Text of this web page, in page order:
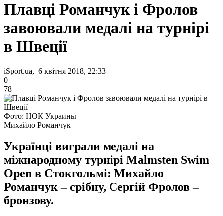
Плавці Романчук і Фролов
завоювали медалі на турнірі
в Швеції
iSport.ua, 6 квітня 2018, 22:33
0
78
Фото: НОК Украины
Михайло Романчук
Українці виграли медалі на
міжнародному турнірі Malmsten Swim
Open в Стокгольмі: Михайло
Романчук – срібну, Сергій Фролов –
бронзову.